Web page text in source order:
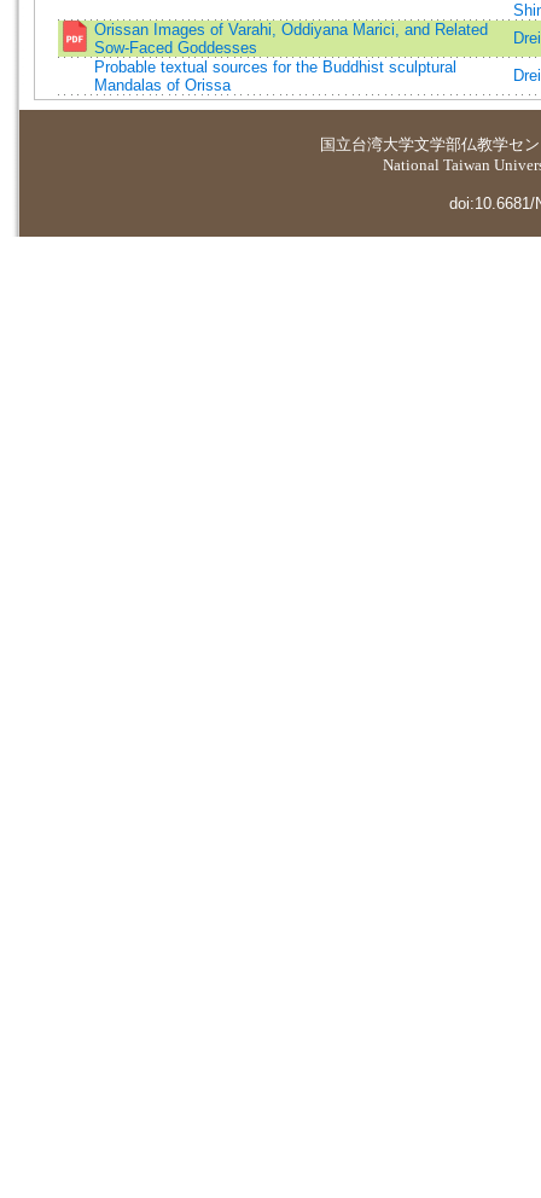
Orissan Images of Varahi, Oddiyana Marici, and Related
Sow-Faced Goddesses
Probable textual sources for the Buddhist sculptural
Mandalas of Orissa
国立台湾大学文学部仏教学セ
National Taiwan
doi:10.6681/